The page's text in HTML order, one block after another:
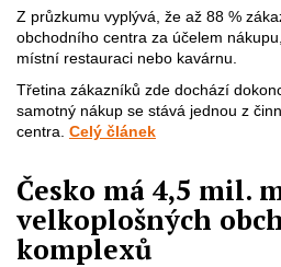
Z průzkumu vyplývá, že až 88 %
obchodního centra za účelem
místní restauraci nebo kavárnu.
Třetina zákazníků zde dochází
samotný nákup se stává jednou z
centra. Celý článek
Česko má 4,5 mil.
velkoplošných
komplexů